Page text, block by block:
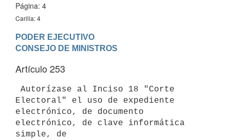
Página: 4
Carilla: 4
PODER EJECUTIVO
Artículo 253
Electoral" el uso de expediente
electrónico, de documento
electrónico, de clave informática
simple, de